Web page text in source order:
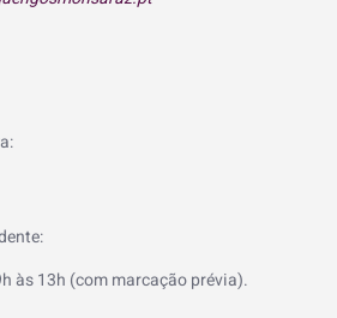
às 13h (com marcação prévia).